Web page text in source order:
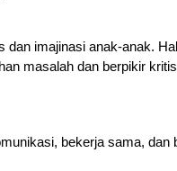
dan imajinasi anak-anak.
masalah dan berpikir
bekerja sama, dan